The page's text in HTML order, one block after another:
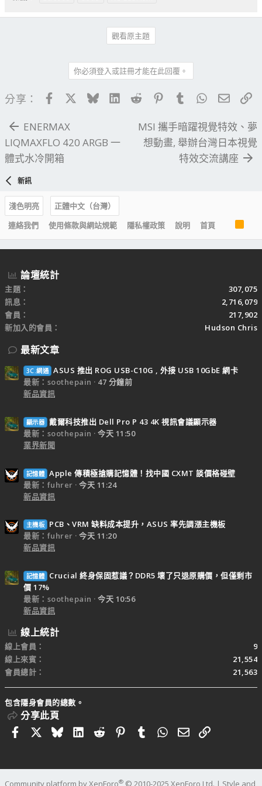
觀看原主題
你必須登入或註冊才能在此回覆。
分享： FacebookBlueskyLinkedIn
Reddit PinterestTumblrWhatsApp
電子
ENERMAX
LIQMAXFLO 420 ARGB 一
體式水冷開箱
MSI 攜手暗躍視覺特效、夢
想動畫, 舉辦台灣日本視覺
特效交流講座
新訊
淺色明亮
正體中文（台灣）
連絡我們
使用條款與網站規範 隱私權政策 說明 首頁
R
S
S
論壇統計
主題
307,075
訊息
2,716,079
會員
217,902
新加入的會員
Hudson Chris
最新文章
3C.網通 ASUS 推出 ROG USB-C10G , 外接 USB 10GbE 網卡
最新：soothepain
47 分鐘前
新品資訊
顯示器 戴爾科技推出 Dell Pro P 43 4K 視訊會議顯示器
最新：soothepain
今天 11:50
業界新聞
記憶體 Apple 傳積極搶購記憶體！找中國 CXMT 談價格碰壁
最新：fuhrer
今天 11:24
新品資訊
主機板
PCB、VRM 缺料成本提升，ASUS 率先調漲主機板
最新：fuhrer
今天 11:20
新品資訊
記憶體
Crucial 終身保固惹議？DDR5 壞了只退原購價，但僅剩市
價 17%
最新：soothepain
今天 10:56
新品資訊
線上統計
線上會員
9
線上來賓
21,554
會員總計
21,563
包含隱身會員的總數。
分享此頁
FacebookBlueskyLinkedIn
RedditPinterestTumblrWhatsApp
電子郵件
連結
Community platform by XenForo® © 2010-2025 XenForo Ltd. | Style and